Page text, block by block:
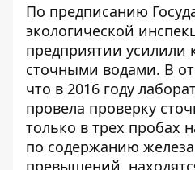
По предписанию
экологической
предприятии усилили
сточными водами. В
что в 2016 году
провела проверку
только в трех пробах
по содержанию
превышений